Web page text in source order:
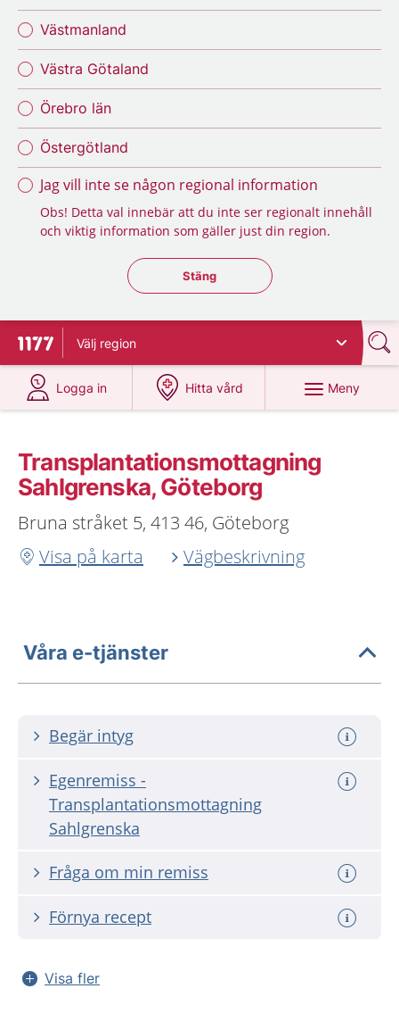
Västmanland
Västra Götaland
Örebro län
Östergötland
Jag vill inte se någon regional information
Obs! Detta val innebär att du inte ser regionalt innehåll
och viktig information som gäller just din region.
Stäng regionsväljaren
Stäng
Till startsidan för 1177
Välj region
Logga in
på 1177.se
Hitta vård
på 1177.se
Meny
Transplantationsmottagning
Sahlgrenska, Göteborg
Bruna stråket 5, 413 46, Göteborg
Visa på karta
Vägbeskrivning
Våra e-tjänster
Begär intyg
Egenremiss -
Transplantationsmottagning
Sahlgrenska
Fråga om min remiss
Förnya recept
Visa fler